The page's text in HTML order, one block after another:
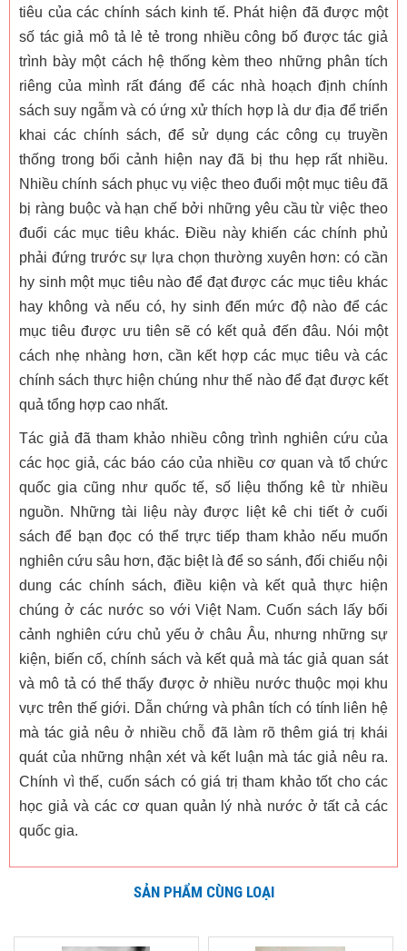
tiêu của các chính sách kinh tế. Phát hiện đã được một
số tác giả mô tả lẻ tẻ trong nhiều công bố được tác giả
trình bày một cách hệ thống kèm theo những phân tích
riêng của mình rất đáng để các nhà hoạch định chính
sách suy ngẫm và có ứng xử thích hợp là dư địa để triển
khai các chính sách, để sử dụng các công cụ truyền
thống trong bối cảnh hiện nay đã bị thu hẹp rất nhiều.
Nhiều chính sách phục vụ việc theo đuổi một mục tiêu đã
bị ràng buộc và hạn chế bởi những yêu cầu từ việc theo
đuổi các mục tiêu khác. Điều này khiến các chính phủ
phải đứng trước sự lựa chọn thường xuyên hơn: có cần
hy sinh một mục tiêu nào để đạt được các mục tiêu khác
hay không và nếu có, hy sinh đến mức độ nào để các
mục tiêu được ưu tiên sẽ có kết quả đến đâu. Nói một
cách nhẹ nhàng hơn, cần kết hợp các mục tiêu và các
chính sách thực hiện chúng như thế nào để đạt được kết
quả tổng hợp cao nhất.
Tác giả đã tham khảo nhiều công trình nghiên cứu của
các học giả, các báo cáo của nhiều cơ quan và tổ chức
quốc gia cũng như quốc tế, số liệu thống kê từ nhiều
nguồn. Những tài liệu này được liệt kê chi tiết ở cuối
sách để bạn đọc có thể trực tiếp tham khảo nếu muốn
nghiên cứu sâu hơn, đặc biệt là để so sánh, đối chiếu nội
dung các chính sách, điều kiện và kết quả thực hiện
chúng ở các nước so với Việt Nam. Cuốn sách lấy bối
cảnh nghiên cứu chủ yếu ở châu Âu, nhưng những sự
kiện, biến cố, chính sách và kết quả mà tác giả quan sát
và mô tả có thể thấy được ở nhiều nước thuộc mọi khu
vực trên thế giới. Dẫn chứng và phân tích có tính liên hệ
mà tác giả nêu ở nhiều chỗ đã làm rõ thêm giá trị khái
quát của những nhận xét và kết luận mà tác giả nêu ra.
Chính vì thế, cuốn sách có giá trị tham khảo tốt cho các
học giả và các cơ quan quản lý nhà nước ở tất cả các
quốc gia.
SẢN PHẨM CÙNG LOẠI